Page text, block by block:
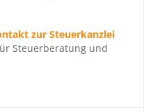
zur Steuerkanzlei
Steuerberatung und